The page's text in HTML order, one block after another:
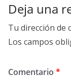
Deja una
Tu dirección de
Los campos
Comentario *